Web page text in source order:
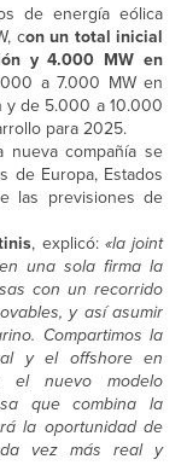
de energía eólica
con un total inicial
y 4.000 MW en
a 7.000 MW en
y de 5.000 a 10.000
para 2025.
compañía se
de Europa, Estados
las previsiones de
, explicó: «la joint
una sola firma la
con un recorrido
y así asumir
Compartimos la
y el offshore en
el nuevo modelo
que combina la
la oportunidad de
vez más real y